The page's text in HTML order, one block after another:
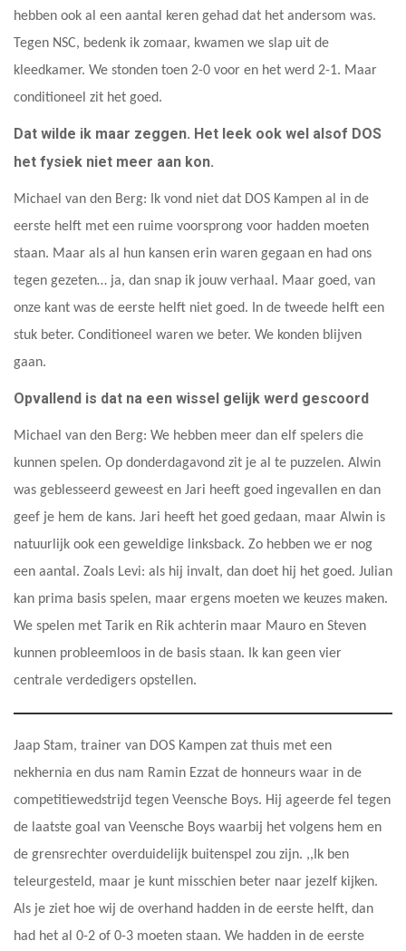
hebben ook al een aantal keren gehad dat het andersom was.
Tegen NSC, bedenk ik zomaar, kwamen we slap uit de
kleedkamer. We stonden toen 2-0 voor en het werd 2-1. Maar
conditioneel zit het goed.
Dat wilde ik maar zeggen. Het leek ook wel alsof DOS
het fysiek niet meer aan kon.
Michael van den Berg: Ik vond niet dat DOS Kampen al in de
eerste helft met een ruime voorsprong voor hadden moeten
staan. Maar als al hun kansen erin waren gegaan en had ons
tegen gezeten… ja, dan snap ik jouw verhaal. Maar goed, van
onze kant was de eerste helft niet goed. In de tweede helft een
stuk beter. Conditioneel waren we beter. We konden blijven
gaan.
Opvallend is dat na een wissel gelijk werd gescoord
Michael van den Berg: We hebben meer dan elf spelers die
kunnen spelen. Op donderdagavond zit je al te puzzelen. Alwin
was geblesseerd geweest en Jari heeft goed ingevallen en dan
geef je hem de kans. Jari heeft het goed gedaan, maar Alwin is
natuurlijk ook een geweldige linksback. Zo hebben we er nog
een aantal. Zoals Levi: als hij invalt, dan doet hij het goed. Julian
kan prima basis spelen, maar ergens moeten we keuzes maken.
We spelen met Tarik en Rik achterin maar Mauro en Steven
kunnen probleemloos in de basis staan. Ik kan geen vier
centrale verdedigers opstellen.
Jaap Stam, trainer van DOS Kampen zat thuis met een
nekhernia en dus nam Ramin Ezzat de honneurs waar in de
competitiewedstrijd tegen Veensche Boys. Hij ageerde fel tegen
de laatste goal van Veensche Boys waarbij het volgens hem en
de grensrechter overduidelijk buitenspel zou zijn. ,,Ik ben
teleurgesteld, maar je kunt misschien beter naar jezelf kijken.
Als je ziet hoe wij de overhand hadden in de eerste helft, dan
had het al 0-2 of 0-3 moeten staan. We hadden in de eerste